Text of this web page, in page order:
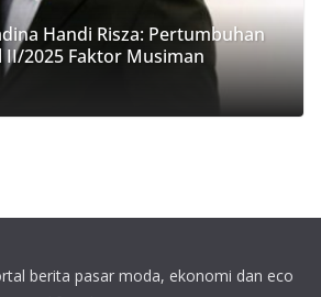
Handi Risza: Pertumbuhan
2025 Faktor Musiman